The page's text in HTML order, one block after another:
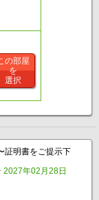
の部屋
を
選択
証明書をご提示下
2027年02月28日